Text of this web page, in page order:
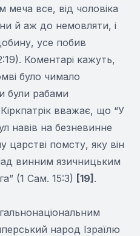
меча все, від чоловіка
й аж до немовляти, і
усе побив
Коментарі кажуть,
було чимало
були рабами
вважає, що “У
навів на безневинне
царстві помсту, яку він
винним язичницьким
(1 Сам. 15:3) [19] .
народ Ізраїлю